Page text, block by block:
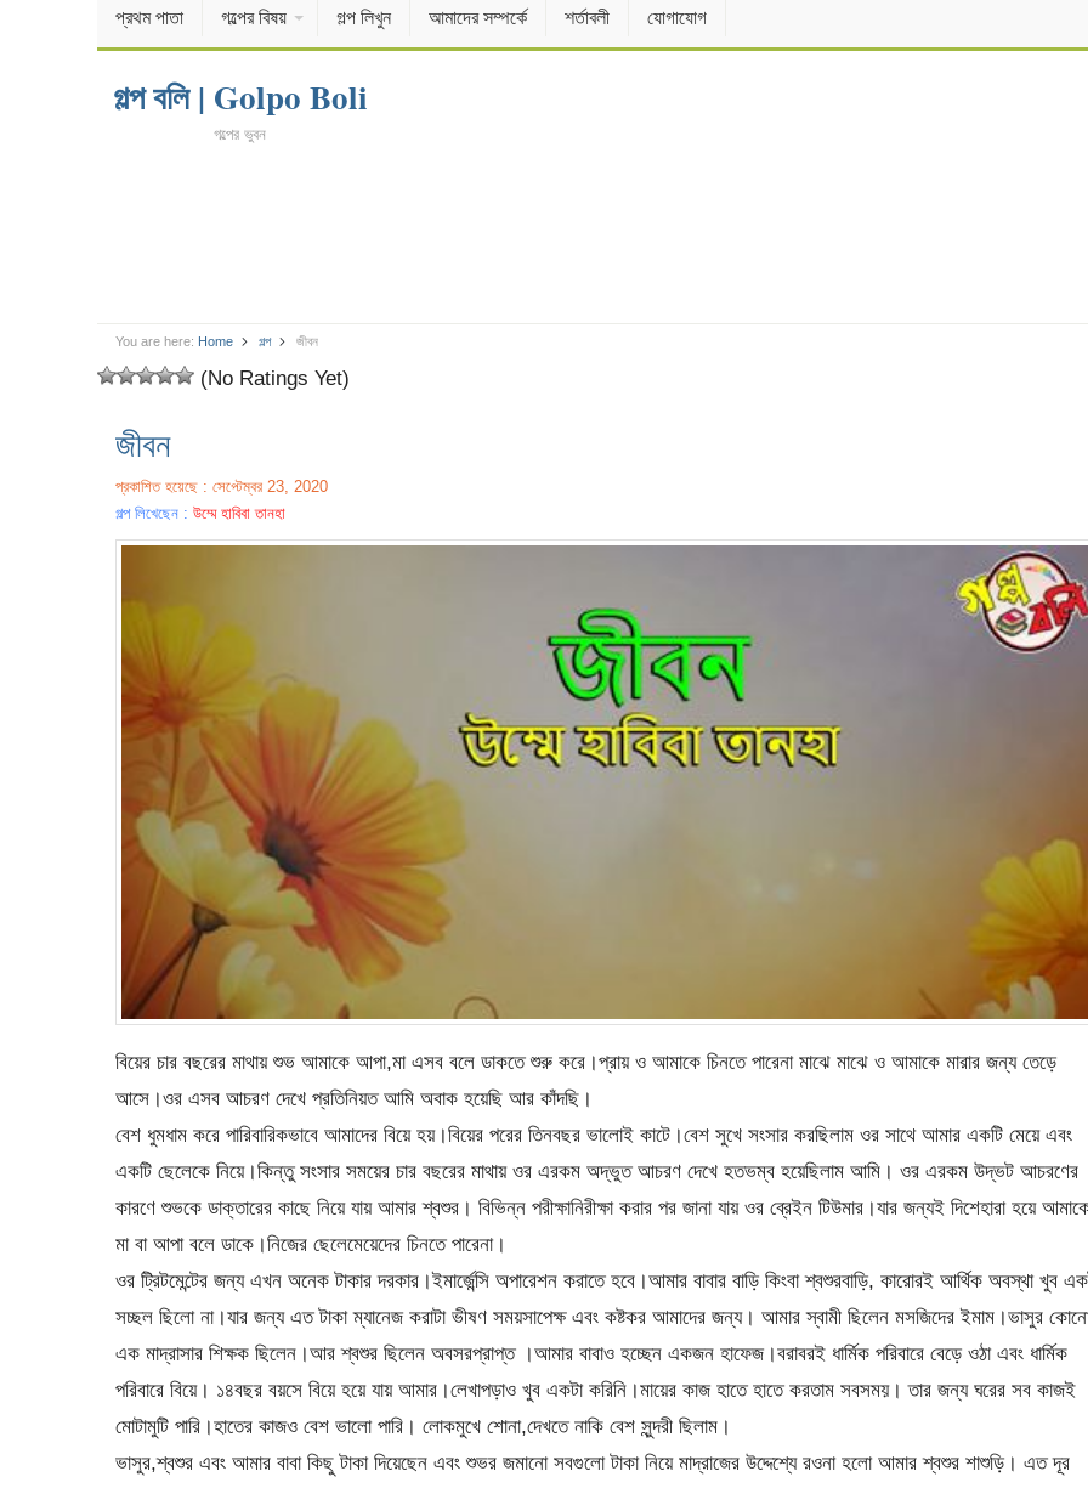
প্রথম পাতা গল্পের বিষয় গল্প লিখুন আমাদের সম্পর্কে শর্তাবলী যোগাযোগ
গল্প বলি | Golpo Boli
গল্পের ভুবন
You are here: Home গল্প জীবন
(No Ratings Yet)
জীবন
প্রকাশিত হয়েছে : সেপ্টেম্বর 23, 2020
গল্প লিখেছেন : উম্মে হাবিবা তানহা
বিয়ের চার বছরের মাথায় শুভ আমাকে আপা,মা এসব বলে ডাকতে শুরু করে।প্রায় ও আমাকে চিনতে পারেনা মাঝে মাঝে ও আমাকে মারার জন্য তেড়ে
আসে।ওর এসব আচরণ দেখে প্রতিনিয়ত আমি অবাক হয়েছি আর কাঁদছি।
বেশ ধুমধাম করে পারিবারিকভাবে আমাদের বিয়ে হয়।বিয়ের পরের তিনবছর ভালোই কাটে।বেশ সুখে সংসার করছিলাম ওর সাথে আমার একটি মেয়ে এবং
একটি ছেলেকে নিয়ে।কিন্তু সংসার সময়ের চার বছরের মাথায় ওর এরকম অদ্ভুত আচরণ দেখে হতভম্ব হয়েছিলাম আমি। ওর এরকম উদ্ভট আচরণের
কারণে শুভকে ডাক্তারের কাছে নিয়ে যায় আমার শ্বশুর। বিভিন্ন পরীক্ষানিরীক্ষা করার পর জানা যায় ওর ব্রেইন টিউমার।যার জন্যই দিশেহারা হয়ে
মা বা আপা বলে ডাকে।নিজের ছেলেমেয়েদের চিনতে পারেনা।
ওর ট্রিটমেন্টের জন্য এখন অনেক টাকার দরকার।ইমার্জেন্সি অপারেশন করাতে হবে।আমার বাবার বাড়ি কিংবা শ্বশুরবাড়ি, কারোরই আর্থিক অবস্থা খুব
সচ্ছল ছিলো না।যার জন্য এত টাকা ম্যানেজ করাটা ভীষণ সময়সাপেক্ষ এবং কষ্টকর আমাদের জন্য। আমার স্বামী ছিলেন মসজিদের ইমাম।ভাসুর
এক মাদ্রাসার শিক্ষক ছিলেন।আর শ্বশুর ছিলেন অবসরপ্রাপ্ত ।আমার বাবাও হচ্ছেন একজন হাফেজ।বরাবরই ধার্মিক পরিবারে বেড়ে ওঠা এবং ধার্মিক
পরিবারে বিয়ে। ১৪বছর বয়সে বিয়ে হয়ে যায় আমার।লেখাপড়াও খুব একটা করিনি।মায়ের কাজ হাতে হাতে করতাম সবসময়। তার জন্য ঘরের সব কাজই
মোটামুটি পারি।হাতের কাজও বেশ ভালো পারি। লোকমুখে শোনা,দেখতে নাকি বেশ সুন্দরী ছিলাম।
ভাসুর,শ্বশুর এবং আমার বাবা কিছু টাকা দিয়েছেন এবং শুভর জমানো সবগুলো টাকা নিয়ে মাদ্রাজের উদ্দেশ্যে রওনা হলো আমার শ্বশুর শাশুড়ি। এত দূর